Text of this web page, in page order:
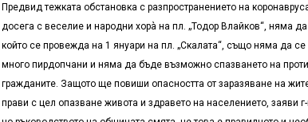
Предвид тежката обстановка с разпространението на
досега с веселие и народни хорà на пл. „Тодор Влайков“, няма
който се провежда на 1 януари на пл. „Скалата“, също няма да
много пирдопчани и няма да бъде възможно спазването на
гражданите. Защото ще повиши опасността от заразяване на
прави с цел опазване живота и здравето на населението, заяви